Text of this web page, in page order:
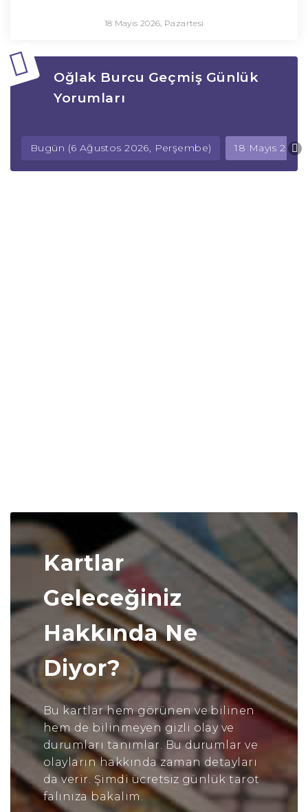
18 Mayıs 2026, Pazartesi
Oğlak Burcu Geçmiş Günlük
Yorumları
Bugün (6 Ağustos 2026, Perşembe) 18 Mayıs
Kartlar
Geleceğiniz
Hakkında Ne
Diyor?
Bu kartlar hem görünen ve bilinen
hem de bilinmeyen gizli olay ve
durumları tanımlar. Bu durumlar ve
olayların hakkında zaman detayları
da verir. Şimdi ücretsiz günlük tarot
falınıza bakalım.